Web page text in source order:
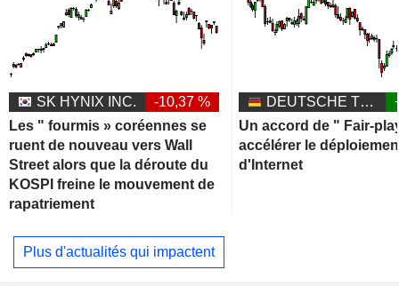
SK HYNIX INC.
-10,37 %
Les " fourmis » coréennes se
ruent de nouveau vers Wall
Street alors que la déroute du
KOSPI freine le mouvement de
rapatriement
DEUTSCHE TELEKOM AG
Un accord de " Fair-
accélérer le
d'Internet
Plus d'actualités qui impactent